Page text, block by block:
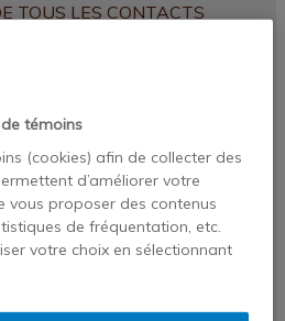
TOUS LES CONTACTS
pays africains par régions –
témoins
(cookies) afin de collecter des
d’améliorer votre
vous proposer des contenus
de fréquentation, etc.
votre choix en sélectionnant